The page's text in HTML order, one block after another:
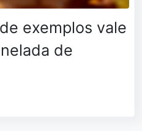
exemplos vale
de